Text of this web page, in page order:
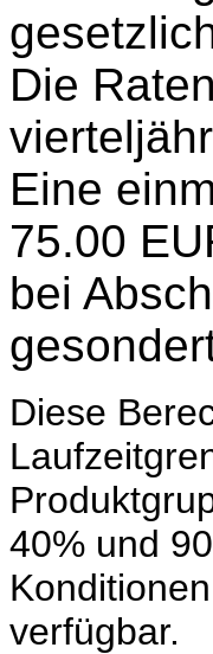
Die
Eine
75.00
bei
Diese
40% und
verfügbar.